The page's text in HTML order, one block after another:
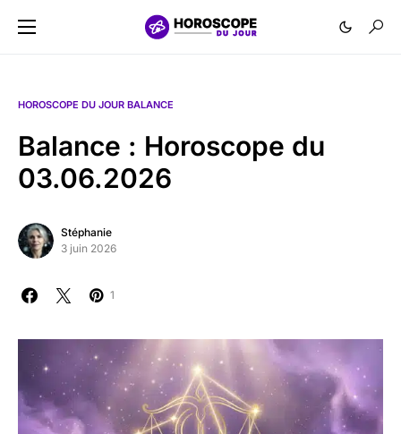
HOROSCOPE DU JOUR BALANCE
Balance : Horoscope du
03.06.2026
Stéphanie
3 juin 2026
1